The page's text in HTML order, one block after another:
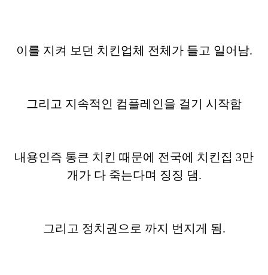
이를 지켜 보던 치킨업체 전체가 들고 일어남.
그리고 지속적인 컴플레인을 걸기 시작함
내용인즉 통큰 치킨 때문에 전국에 치킨집 3만
개가 다 죽는다며 징징 댐.
그리고 정치권으로 까지 번지게 됨.